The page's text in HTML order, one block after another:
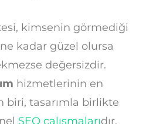
kimsenin görmediği
kadar güzel olursa
değersizdir.
hizmetlerinin en
biri, tasarımla birlikte
SEO çalışmalarıdır.